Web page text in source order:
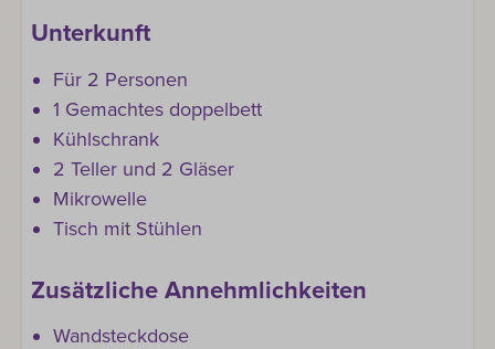
Unterkunft
Für 2 Personen
1 Gemachtes doppelbett
Kühlschrank
2 Teller und 2 Gläser
Mikrowelle
Tisch mit Stühlen
Zusätzliche Annehmlichkeiten
Wandsteckdose